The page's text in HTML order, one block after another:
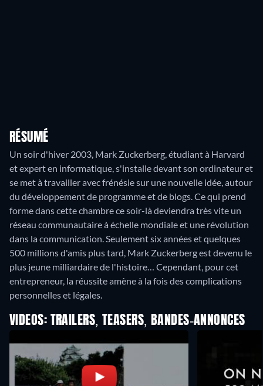
RÉSUMÉ
Un soir d'hiver 2003, Mark Zuckerberg, étudiant à Harvard
et expert en informatique, s'installe devant son ordinateur et
se met à travailler avec frénésie sur une nouvelle idée, autour
du développement de programme et de blogs. Ce qui prend
forme dans cette chambre ce soir-là deviendra très vite un
réseau communautaire à échelle mondiale et une révolution
dans la communication. Seulement six années et quelques
500 millions d'amis plus tard, Mark Zuckerberg est devenu le
plus jeune milliardaire de l'histoire… Cependant, pour cet
entrepreneur, la réussite amène à la fois des complications
personnelles et légales.
VIDEOS: TRAILERS, TEASERS, BANDES-ANNONCES